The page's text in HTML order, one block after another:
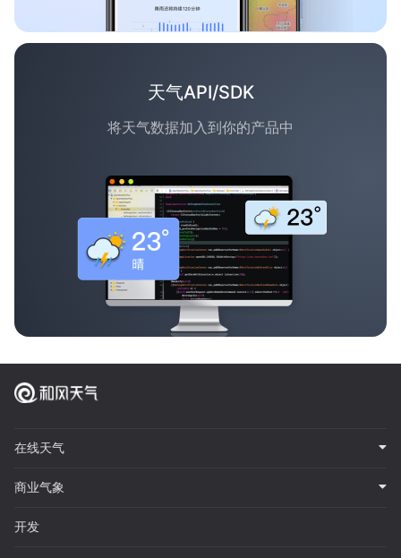
天气API/SDK
将天气数据加入到你的产品中
在线天气
商业气象
开发